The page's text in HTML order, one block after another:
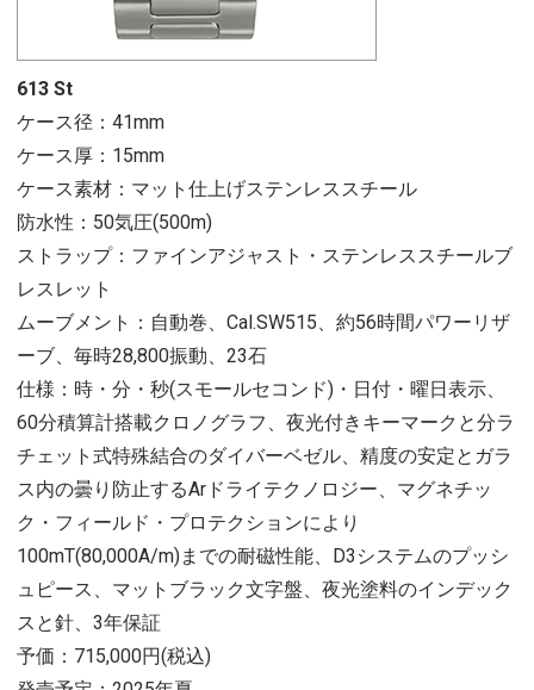
613 St
ケース径：41mm
ケース厚：15mm
ケース素材：マット仕上げステンレススチール
防水性：50気圧(500m)
ストラップ：ファインアジャスト・ステンレススチールブ
レスレット
ムーブメント：自動巻、Cal.SW515、約56時間パワーリザ
ーブ、毎時28,800振動、23石
仕様：時・分・秒(スモールセコンド)・日付・曜日表示、
60分積算計搭載クロノグラフ、夜光付きキーマークと分ラ
チェット式特殊結合のダイバーベゼル、精度の安定とガラ
ス内の曇り防止するArドライテクノロジー、マグネチッ
ク・フィールド・プロテクションにより
100mT(80,000A/m)までの耐磁性能、D3システムのプッシ
ュピース、マットブラック文字盤、夜光塗料のインデック
スと針、3年保証
予価：715,000円(税込)